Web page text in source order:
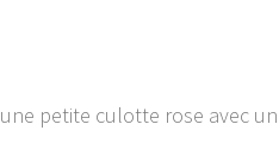
petite culotte rose avec